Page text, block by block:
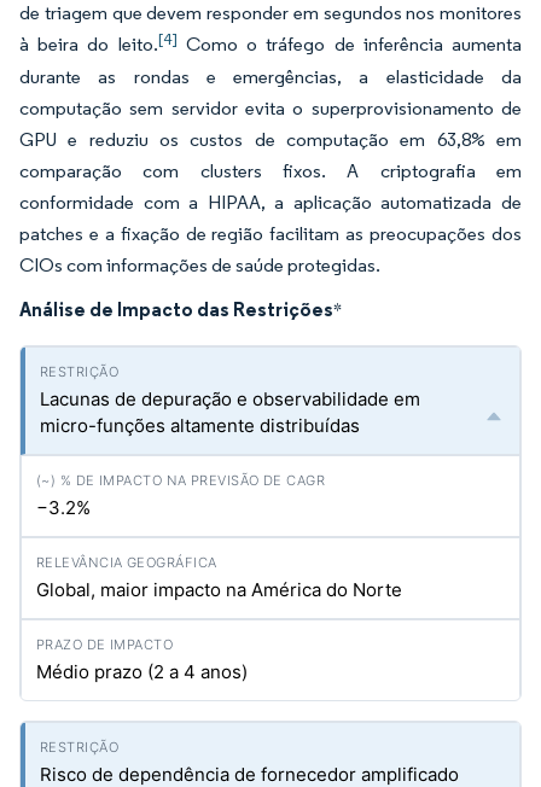
de triagem que devem responder em segundos nos monitores
à beira do leito.[4] Como o tráfego de inferência aumenta
durante as rondas e emergências, a elasticidade da
computação sem servidor evita o superprovisionamento de
GPU e reduziu os custos de computação em 63,8% em
comparação com clusters fixos. A criptografia em
conformidade com a HIPAA, a aplicação automatizada de
patches e a fixação de região facilitam as preocupações dos
CIOs com informações de saúde protegidas.
Análise de Impacto das Restrições*
Lacunas de depuração e observabilidade em
micro-funções altamente distribuídas
−3.2%
Global, maior impacto na América do Norte
Médio prazo (2 a 4 anos)
Risco de dependência de fornecedor amplificado